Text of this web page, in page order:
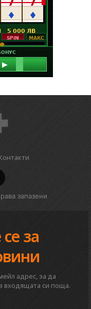
запазени
за
адрес, за да
входящата си поща.